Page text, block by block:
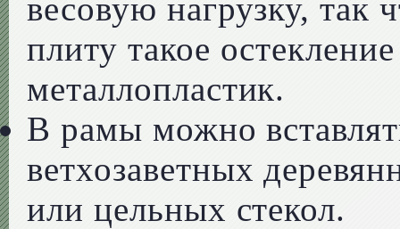
весовую нагрузку, так
плиту такое
металлопластик.
В рамы можно
ветхозаветных
или цельных стекол.